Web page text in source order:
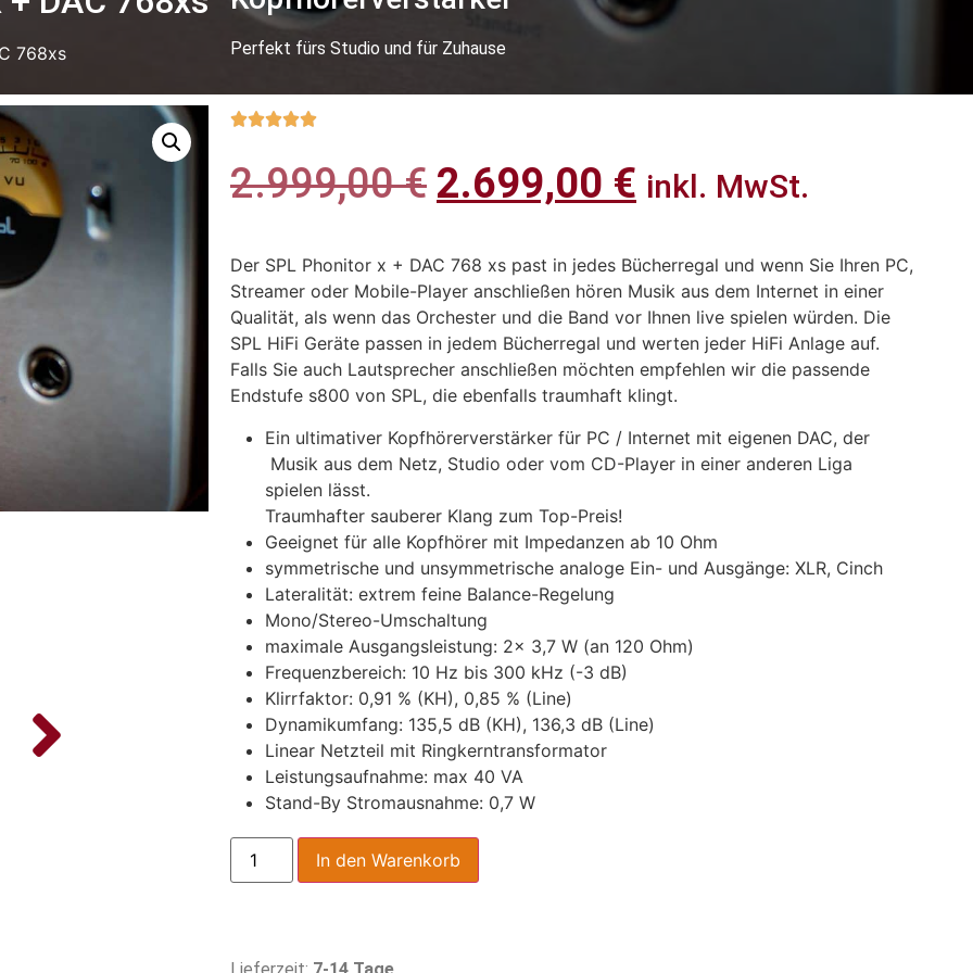
768xs Perfekt fürs Studio und für Zuhause

2.999,00€ 2.699,00 € inkl. MwSt.
Der SPL Phonitor x + DAC 768 xs past in jedes Bücherregal und wenn Sie Ihren PC,
Streamer oder Mobile-Player anschließen hören Musik aus dem Internet in einer
Qualität, als wenn das Orchester und die Band vor Ihnen live spielen würden. Die
SPL HiFi Geräte passen in jedem Bücherregal und werten jeder HiFi Anlage auf.
Falls Sie auch Lautsprecher anschließen möchten empfehlen wir die passende
Endstufe s800 von SPL, die ebenfalls traumhaft klingt.
Ein ultimativer Kopfhörerverstärker für PC / Internet mit eigenen DAC, der
Musik aus dem Netz, Studio oder vom CD-Player in einer anderen Liga
spielen lässt.
Traumhafter sauberer Klang zum Top-Preis!
Geeignet für alle Kopfhörer mit Impedanzen ab 10 Ohm
symmetrische und unsymmetrische analoge Ein- und Ausgänge: XLR, Cinch
Lateralität: extrem feine Balance-Regelung
Mono/Stereo-Umschaltung
maximale Ausgangsleistung: 2x 3,7 W (an 120 Ohm)
Frequenzbereich: 10 Hz bis 300 kHz (-3 dB)
Klirrfaktor: 0,91 % (KH), 0,85 % (Line)
Dynamikumfang: 135,5 dB (KH), 136,3 dB (Line)
Linear Netzteil mit Ringkerntransformator
Leistungsaufnahme: max 40 VA
Stand-By Stromausnahme: 0,7 W
In den Warenkorb